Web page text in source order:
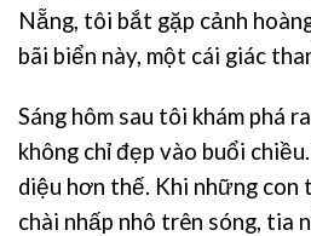
Nẵng, tôi bắt gặp cảnh
bãi biển này, một cái giác
Sáng hôm sau tôi khám phá
không chỉ đẹp vào buổi
diệu hơn thế. Khi những con
chài nhấp nhô trên sóng, tia